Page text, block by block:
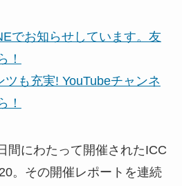
でお知らせしています。友
！
も充実! YouTubeチャンネ
！
間にわたって開催されたICC
。その開催レポートを連続